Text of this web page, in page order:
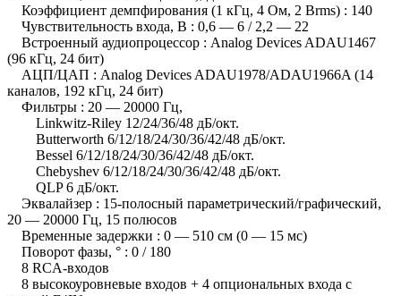
Коэффициент демпфирования (1 кГц, 4 Ом, 2 Вrms) : 140
Чувствительность входа, В : 0,6 — 6 / 2,2 — 22
Встроенный аудиопроцессор : Analog Devices ADAU1467
(96 кГц, 24 бит)
АЦП/ЦАП : Analog Devices ADAU1978/ADAU1966A (14
каналов, 192 кГц, 24 бит)
Фильтры : 20 — 20000 Гц,
Linkwitz-Riley 12/24/36/48 дБ/окт.
Butterworth 6/12/18/24/30/36/42/48 дБ/окт.
Bessel 6/12/18/24/30/36/42/48 дБ/окт.
Chebyshev 6/12/18/24/30/36/42/48 дБ/окт.
QLP 6 дБ/окт.
Эквалайзер : 15-полосный параметрический/графический,
20 — 20000 Гц, 15 полюсов
Временные задержки : 0 — 510 см (0 — 15 мс)
Поворот фазы, ° : 0 / 180
8 RCA-входов
8 высокоуровневые входов + 4 опциональных входа с